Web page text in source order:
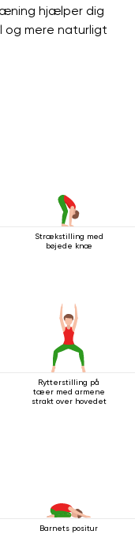
hjælper dig
og mere naturligt
Strækstilling med
bøjede knæ
Rytterstilling på
tæer med armene
strakt over hovedet
Barnets positur